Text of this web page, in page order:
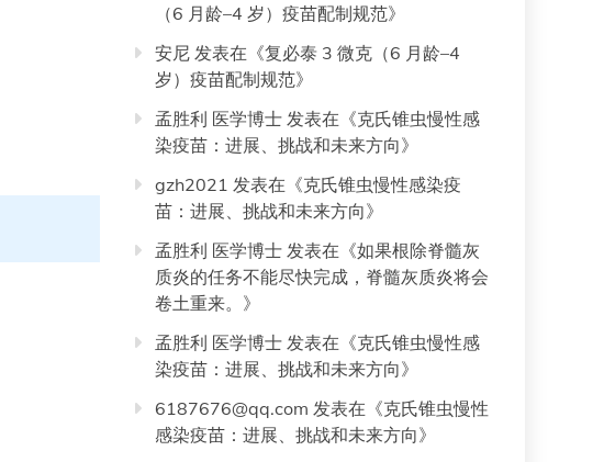
（6 月龄–4 岁）疫苗配制规范》
安尼 发表在《复必泰 3 微克（6 月龄–4
岁）疫苗配制规范》
孟胜利 医学博士 发表在《克氏锥虫慢性感
染疫苗：进展、挑战和未来方向》
gzh2021 发表在《克氏锥虫慢性感染疫
苗：进展、挑战和未来方向》
孟胜利 医学博士 发表在《如果根除脊髓灰
质炎的任务不能尽快完成，脊髓灰质炎将会
卷土重来。 》
孟胜利 医学博士 发表在《克氏锥虫慢性感
染疫苗：进展、挑战和未来方向》
6187676@qq.com 发表在《克氏锥虫慢性
感染疫苗：进展、挑战和未来方向》